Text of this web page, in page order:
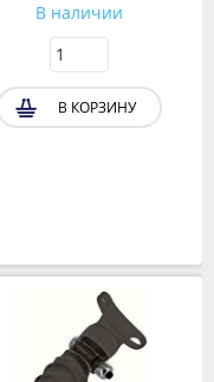
В наличии
В КОРЗИНУ